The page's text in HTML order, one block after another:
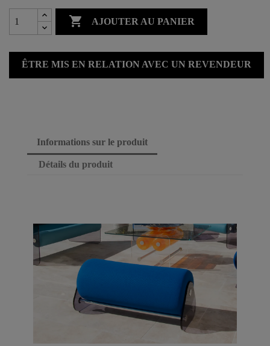
 AJOUTER AU PANIER
ÊTRE MIS EN RELATION AVEC UN REVENDEUR
Informations sur le produit
Détails du produit